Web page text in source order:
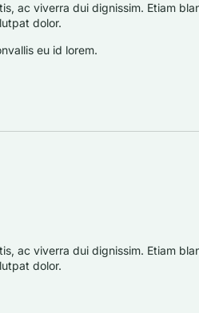
ac viverra dui dignissim. Etiam
dolor.
eu id lorem.
ac viverra dui dignissim. Etiam
dolor.